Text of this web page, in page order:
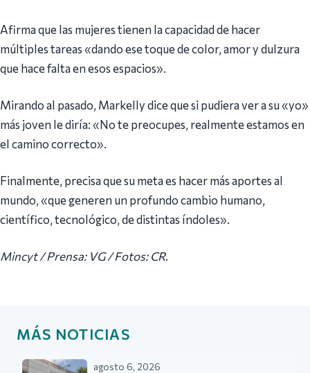
Afirma que las mujeres tienen la capacidad de hacer
múltiples tareas «dando ese toque de color, amor y dulzura
que hace falta en esos espacios».
Mirando al pasado, Markelly dice que si pudiera ver a su «yo»
más joven le diría: «No te preocupes, realmente estamos en
el camino correcto».
Finalmente, precisa que su meta es hacer más aportes al
mundo, «que generen un profundo cambio humano,
científico, tecnológico, de distintas índoles».
Mincyt / Prensa: VG / Fotos: CR.
MÁS NOTICIAS
agosto 6, 2026